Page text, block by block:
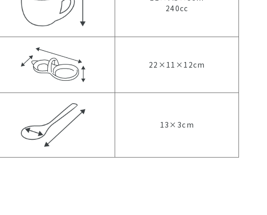
240cc
22×11×12cm
13×3cm